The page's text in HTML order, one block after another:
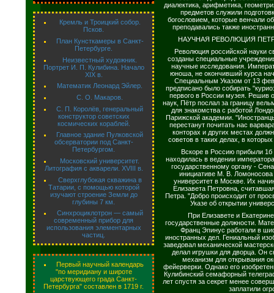
Кремль и Троицкий собор.
Псков.
План Кунсткамеры в Санкт-
Петербурге.
Неизвестный художник.
Портрет И. П. Кулибина. Начало
XIX в.
Математик Леонард Эйлер.
С. О. Макаров.
С. П. Королёв, генеральный
конструктор советских
космических кораблей.
Главное здание Пулковской
обсерватории под Санкт-
Петербургом.
Московский университет.
Литография с акварели. XVIII в.
Сверхглубокая скважина в
Татарии, с помощью которой
изучают строение Земли до
глубины 7 км.
Синхроциклотрон — самый
современный прибор для
использования элементарных
частиц.
Первый научный календарь
"по меридиану и широте
царствующего града Санкт-
Петербурга" составлен в 1719 г.
диалектика, арифметика,
предметов служили
богословием, которые венчали
преподавались также
НАУЧНАЯ РЕВОЛЮЦИЯ
Революция российской науки
созданы специальные
научные исследования.
юноша, не окончивший курса
Специальным Указом от 13
предписано было собирать
первого в России музея. Решив
наук, Пётр послал за границу
для знакомства с работой
Парижской академии.
перестанут почитать нас
конторах и других местах
советов в таких делах, в
Вскоре в Россию прибыли
находилась в ведении
государственному органу -
инициативе М. В.
университет в Москве. Их
Елизавета Петровна,
Петра. "Добро происходит от
Указе об открытии
При Елизавете и
государственные должности.
Франц Эпинус работали в
иностранных дел. Гениальный
заведовал механической
делал игрушки для дворца. Он
механизм для открывания
фейерверки. Однако его
Кулибинский семафорный
лет спустя за секрет менее
заплатили